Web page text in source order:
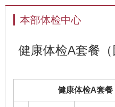
本部体检中心
健康体检A套餐（
健康体检A套餐